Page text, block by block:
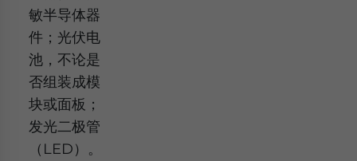
敏半导体器
件；光伏电
池，不论是
否组装成模
块或面板；
发光二极管
（LED）。